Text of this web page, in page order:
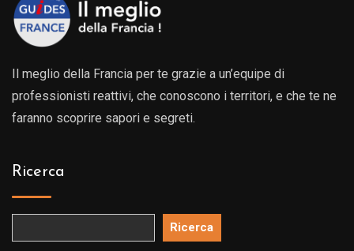
Il meglio della Francia per te grazie a un’equipe di
professionisti reattivi, che conoscono i territori, e che te ne
faranno scoprire sapori e segreti.
Ricerca
Ricerca